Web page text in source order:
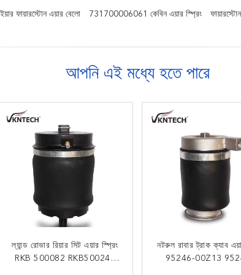
ফায়ারস্টোন এয়ার বেলো 731700006061 কেবিন এয়ার স্প্রিং
আপনি এই মধ্যে হতে পারে
ল্যান্ড রোভার রিয়ার সিট এয়ার স্প্রিং
RKB 500082 RKB500240
নটরুল রাবার ট্রাক ক্যাব
95246-00Z13
OEM 95246-00Z16 সিট এয়ার
স্প্রিং NISSAN GE13 Hino
227QS32B ম্যাক ট্রাক
এয়ার ব্যাগ W02 358